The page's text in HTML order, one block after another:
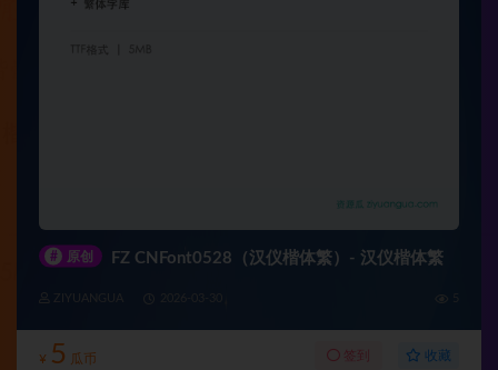
# 原创 FZ CNFont0528（汉仪楷体繁）- 汉仪楷体繁
ZIYUANGUA
¥ 5 瓜币 签到 收藏